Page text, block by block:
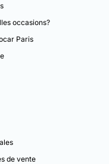
occasions?
Paris
de vente